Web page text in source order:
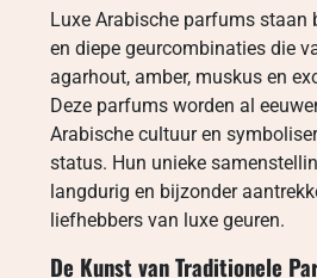
Luxe Arabische parfums staan
en diepe geurcombinaties die
agarhout, amber, muskus en
Deze parfums worden al
Arabische cultuur en
status. Hun unieke
langdurig en bijzonder
liefhebbers van luxe geuren.
De Kunst van Traditionele